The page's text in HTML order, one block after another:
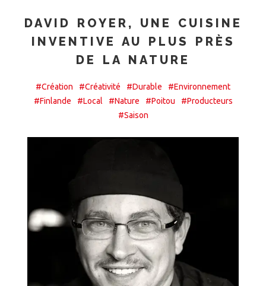
DAVID ROYER, UNE CUISINE
INVENTIVE AU PLUS PRÈS
DE LA NATURE
#Création #Créativité #Durable
#Environnement
#Finlande
#Local #Nature #Poitou
#Producteurs
#Saison